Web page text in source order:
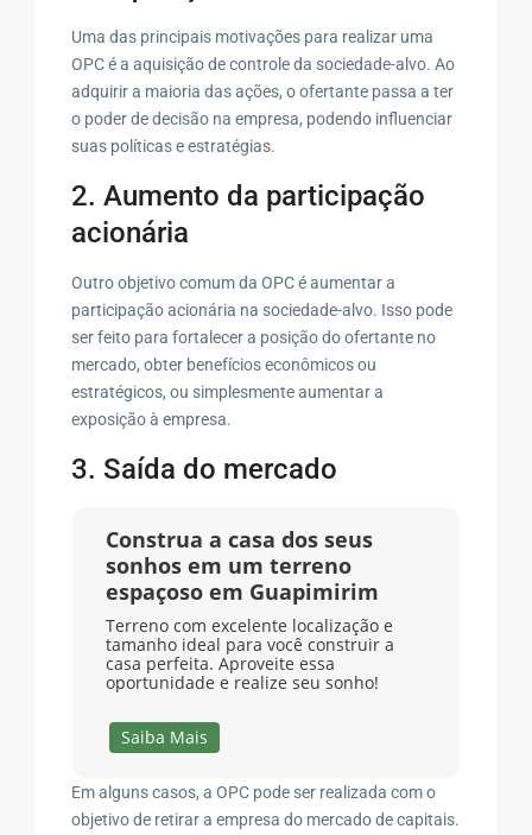
Uma das principais motivações para realizar uma
OPC é a aquisição de controle da sociedade-alvo. Ao
adquirir a maioria das ações, o ofertante passa a ter
o poder de decisão na empresa, podendo influenciar
suas políticas e estratégias.
2. Aumento da participação
acionária
Outro objetivo comum da OPC é aumentar a
participação acionária na sociedade-alvo. Isso pode
ser feito para fortalecer a posição do ofertante no
mercado, obter benefícios econômicos ou
estratégicos, ou simplesmente aumentar a
exposição à empresa.
3. Saída do mercado
Construa a casa dos seus
sonhos em um terreno
espaçoso em Guapimirim
Terreno com excelente localização e
tamanho ideal para você construir a
casa perfeita. Aproveite essa
oportunidade e realize seu sonho!
Saiba Mais
Em alguns casos, a OPC pode ser realizada com o
objetivo de retirar a empresa do mercado de capitais.